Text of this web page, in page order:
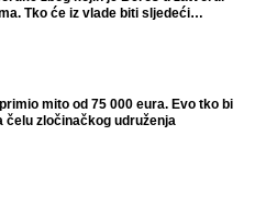
Tko će iz vlade biti sljedeći
mito od 75 000 eura. Evo tko bi
čelu zločinačkog udruženja